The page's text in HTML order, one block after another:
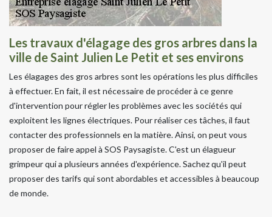
Les travaux d'élagage des gros arbres dans la
ville de Saint Julien Le Petit et ses environs
Les élagages des gros arbres sont les opérations les plus difficiles
à effectuer. En fait, il est nécessaire de procéder à ce genre
d'intervention pour régler les problèmes avec les sociétés qui
exploitent les lignes électriques. Pour réaliser ces tâches, il faut
contacter des professionnels en la matière. Ainsi, on peut vous
proposer de faire appel à SOS Paysagiste. C'est un élagueur
grimpeur qui a plusieurs années d'expérience. Sachez qu'il peut
proposer des tarifs qui sont abordables et accessibles à beaucoup
de monde.